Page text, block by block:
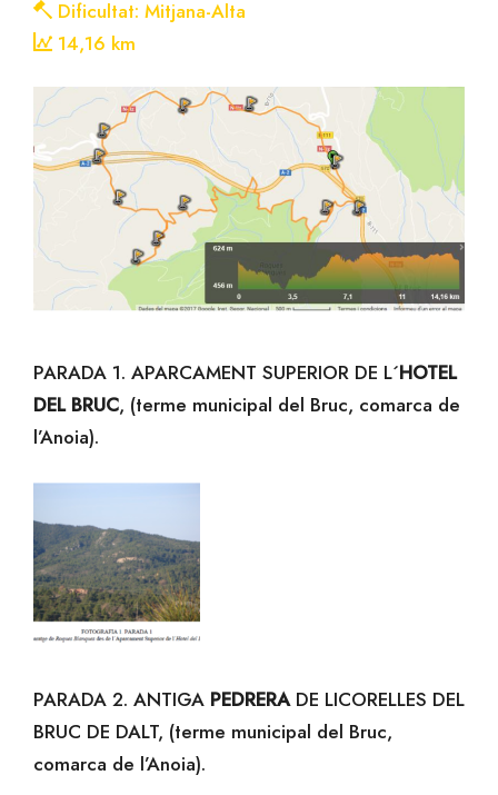
Dificultat: Mitjana-Alta
14,16 km
PARADA 1. APARCAMENT SUPERIOR DE L´HOTEL
DEL BRUC, (terme municipal del Bruc, comarca de
l’Anoia).
PARADA 2. ANTIGA PEDRERADE LICORELLES DEL
BRUC DE DALT, (terme municipal del Bruc,
comarca de l’Anoia).